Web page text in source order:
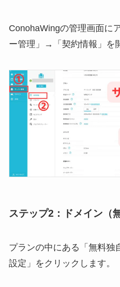
ConohaWingの管理画面に
ー管理」→「契約情報」を
ステップ2：ドメイン（
プランの中にある「無料独
設定」をクリックします。